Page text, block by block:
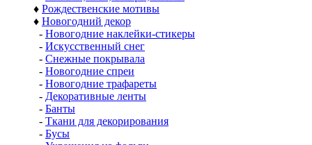
♦ Рождественские мотивы
♦ Новогодний декор
- Новогодние наклейки-стикеры
- Искусственный снег
- Снежные покрывала
- Новогодние спреи
- Новогодние трафареты
- Декоративные ленты
- Банты
- Ткани для декорирования
- Бусы